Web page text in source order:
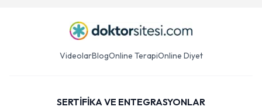
VideolarBlogOnline TerapiOnline Diyet
SERTİFİKA VE ENTEGRASYONLAR